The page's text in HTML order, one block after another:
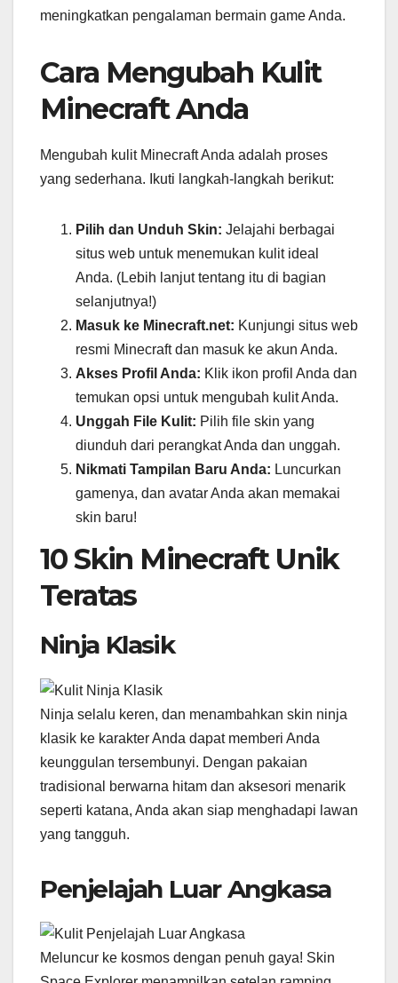
meningkatkan pengalaman bermain game Anda.
Cara Mengubah Kulit
Minecraft Anda
Mengubah kulit Minecraft Anda adalah proses
yang sederhana. Ikuti langkah-langkah berikut:
Pilih dan Unduh Skin: Jelajahi berbagai
situs web untuk menemukan kulit ideal
Anda. (Lebih lanjut tentang itu di bagian
selanjutnya!)
Masuk ke Minecraft.net: Kunjungi situs web
resmi Minecraft dan masuk ke akun Anda.
Akses Profil Anda: Klik ikon profil Anda dan
temukan opsi untuk mengubah kulit Anda.
Unggah File Kulit: Pilih file skin yang
diunduh dari perangkat Anda dan unggah.
Nikmati Tampilan Baru Anda: Luncurkan
gamenya, dan avatar Anda akan memakai
skin baru!
10 Skin Minecraft Unik
Teratas
Ninja Klasik
Ninja selalu keren, dan menambahkan skin ninja
klasik ke karakter Anda dapat memberi Anda
keunggulan tersembunyi. Dengan pakaian
tradisional berwarna hitam dan aksesori menarik
seperti katana, Anda akan siap menghadapi lawan
yang tangguh.
Penjelajah Luar Angkasa
Meluncur ke kosmos dengan penuh gaya! Skin